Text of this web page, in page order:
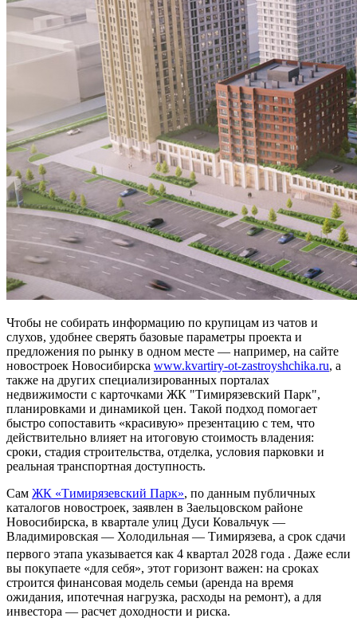
Чтобы не собирать информацию по крупицам из чатов и
слухов, удобнее сверять базовые параметры проекта и
предложения по рынку в одном месте — например, на сайте
новостроек Новосибирска www.kvartiry-ot-zastroyshchika.ru, а
также на других специализированных порталах
недвижимости с карточками ЖК "Тимирязевский Парк",
планировками и динамикой цен. Такой подход помогает
быстро сопоставить «красивую» презентацию с тем, что
действительно влияет на итоговую стоимость владения:
сроки, стадия строительства, отделка, условия парковки и
реальная транспортная доступность.
Сам ЖК «Тимирязевский Парк», по данным публичных
каталогов новостроек, заявлен в Заельцовском районе
Новосибирска, в квартале улиц Дуси Ковальчук —
Владимировская — Холодильная — Тимирязева, а срок сдачи
первого этапа указывается как 4 квартал 2028 года . Даже если
вы покупаете «для себя», этот горизонт важен: на сроках
строится финансовая модель семьи (аренда на время
ожидания, ипотечная нагрузка, расходы на ремонт), а для
инвестора — расчет доходности и риска.